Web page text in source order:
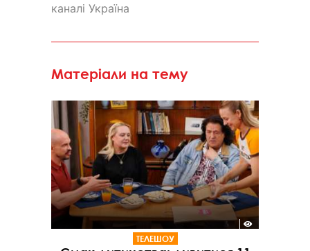
каналі Україна
Матеріали на тему
ТЕЛЕШОУ